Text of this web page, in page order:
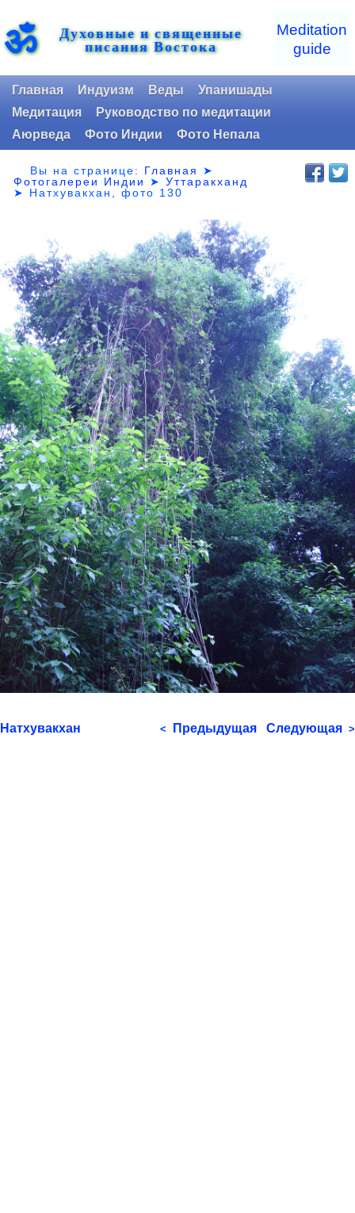
ॐ Духовные и священные
писания Востока
Meditation
guide
Главная Индуизм Веды
Упанишады
Медитация
Руководство по медитации
Аюрведа
Фото Индии Фото Непала
Вы на странице: Главная
➤
Фотогалереи Индии
➤Уттаракханд
➤ Натхувакхан, фото 130
Натхувакхан < Предыдущая Следующая >